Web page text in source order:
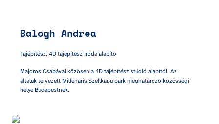
Balogh Andrea
Tájépítész, 4D tájépítész iroda alapító
Majoros Csabával közösen a 4D tájépítész stúdió alapítói. Az
általuk tervezett Millenáris Széllkapu park meghatározó közösségi
helye Budapestnek.
Maurer Klimes Ákos